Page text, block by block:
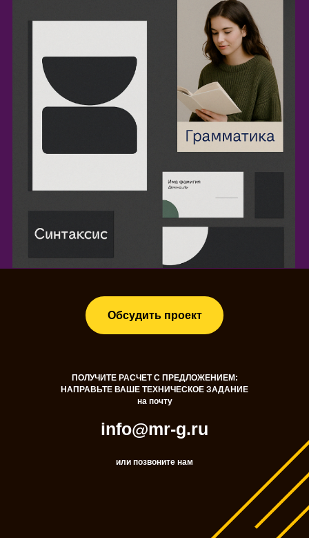
Обсудить проект
info@mr-g.ru
ПОЛУЧИТЕ РАСЧЕТ С ПРЕДЛОЖЕНИЕМ:
НАПРАВЬТЕ ВАШЕ ТЕХНИЧЕСКОЕ ЗАДАНИЕ
на почту
или позвоните нам